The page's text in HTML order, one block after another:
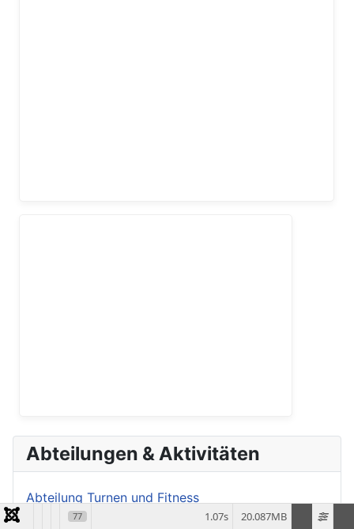
Abteilungen & Aktivitäten
Abteilung Turnen und Fitness
Kinder und Jugendliche
77 20.087MB
1.07s